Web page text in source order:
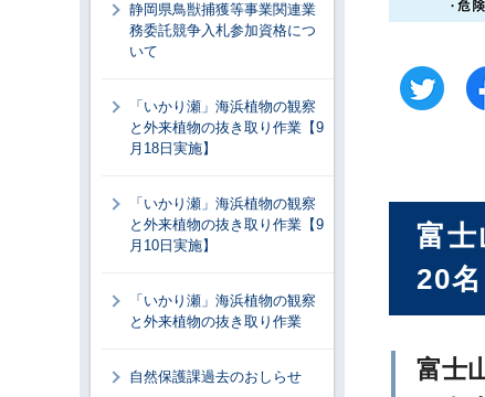
富
20名
富士
静岡県鳥獣捕獲等事業関連業
務委託競争入札参加資格につ
いて
「いかり瀬」海浜植物の観察
と外来植物の抜き取り作業【9
月18日実施】
「いかり瀬」海浜植物の観察
と外来植物の抜き取り作業【9
月10日実施】
「いかり瀬」海浜植物の観察
と外来植物の抜き取り作業
自然保護課過去のおしらせ